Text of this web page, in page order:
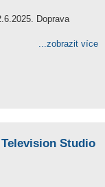
Doprava
...zobrazit více
Television Studio